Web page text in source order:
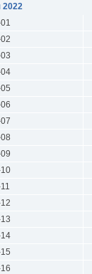
2022